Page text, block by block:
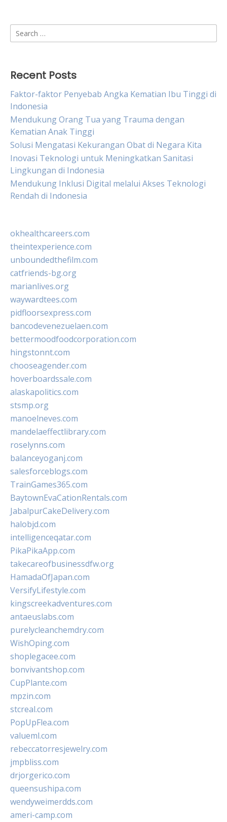
Search
for:
Recent Posts
Faktor-faktor Penyebab Angka Kematian Ibu Tinggi di
Indonesia
Mendukung Orang Tua yang Trauma dengan
Kematian Anak Tinggi
Solusi Mengatasi Kekurangan Obat di Negara Kita
Inovasi Teknologi untuk Meningkatkan Sanitasi
Lingkungan di Indonesia
Mendukung Inklusi Digital melalui Akses Teknologi
Rendah di Indonesia
okhealthcareers.com
theintexperience.com
unboundedthefilm.com
catfriends-bg.org
marianlives.org
waywardtees.com
pidfloorsexpress.com
bancodevenezuelaen.com
bettermoodfoodcorporation.com
hingstonnt.com
chooseagender.com
hoverboardssale.com
alaskapolitics.com
stsmp.org
manoelneves.com
mandelaeffectlibrary.com
roselynns.com
balanceyoganj.com
salesforceblogs.com
TrainGames365.com
BaytownEvaCationRentals.com
JabalpurCakeDelivery.com
halobjd.com
intelligenceqatar.com
PikaPikaApp.com
takecareofbusinessdfw.org
HamadaOfJapan.com
VersifyLifestyle.com
kingscreekadventures.com
antaeuslabs.com
purelycleanchemdry.com
WishOping.com
shoplegacee.com
bonvivantshop.com
CupPlante.com
mpzin.com
stcreal.com
PopUpFlea.com
valueml.com
rebeccatorresjewelry.com
jmpbliss.com
drjorgerico.com
queensushipa.com
wendyweimerdds.com
ameri-camp.com